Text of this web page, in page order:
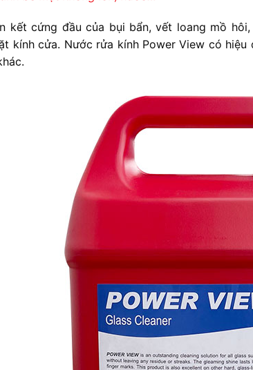
kết cứng đầu của bụi bẩn, vết loang mồ
kính cửa. Nước rửa kính Power View có